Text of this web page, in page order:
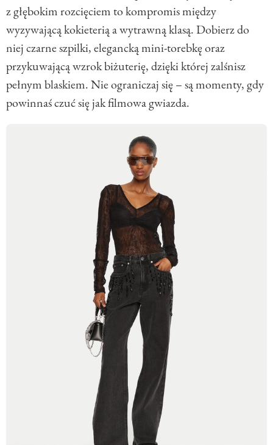
z głębokim rozcięciem to kompromis między
wyzywającą kokieterią a wytrawną klasą. Dobierz do
niej czarne szpilki, elegancką mini-torebkę oraz
przykuwającą wzrok biżuterię, dzięki której zalśnisz
pełnym blaskiem. Nie ograniczaj się – są momenty, gdy
powinnaś czuć się jak filmowa gwiazda.